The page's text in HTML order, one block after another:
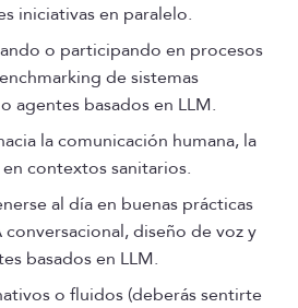
iniciativas en paralelo.
o participando en procesos
de sistemas
agentes basados en LLM.
la comunicación humana, la
contextos sanitarios.
al día en buenas prácticas
diseño de voz y
basados en LLM.
o fluidos (deberás sentirte